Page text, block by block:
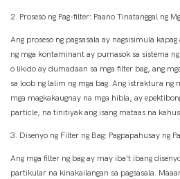
2. Proseso ng Pag-filter: Paano Tinatanggal ng
Ang proseso ng pagsasala ay nagsisimula
ng mga kontaminant ay pumasok sa sistema
o likido ay dumadaan sa mga filter bag, ang
sa loob ng lalim ng mga bag. Ang istraktura ng
mga magkakaugnay na mga hibla, ay
particle, na tinitiyak ang isang mataas na
3. Disenyo ng Filter ng Bag: Pagpapahusay ng
Ang mga filter ng bag ay may iba't ibang
partikular na kinakailangan sa pagsasala.